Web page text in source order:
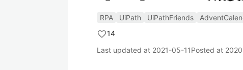
RPA UiPath UiPathFriends
14
Last updated at 2021-05-11Posted at